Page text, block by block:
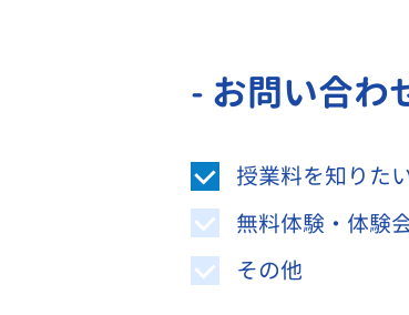
- お問い合わ
授業料を知りた
無料体験・体験
その他